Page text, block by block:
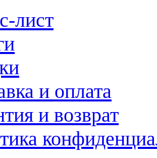
лист
и оплата
и возврат